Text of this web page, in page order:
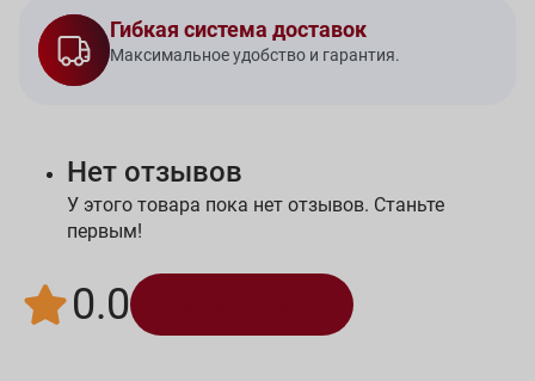
Гибкая система доставок
Максимальное удобство и гарантия.
Нет отзывов
У этого товара пока нет отзывов. Станьте
первым!
0.0